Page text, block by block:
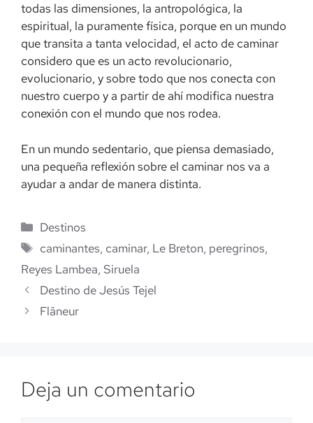
todas las dimensiones, la antropológica, la
espiritual, la puramente física, porque en un mundo
que transita a tanta velocidad, el acto de caminar
considero que es un acto revolucionario,
evolucionario, y sobre todo que nos conecta con
nuestro cuerpo y a partir de ahí modifica nuestra
conexión con el mundo que nos rodea.
En un mundo sedentario, que piensa demasiado,
una pequeña reflexión sobre el caminar nos va a
ayudar a andar de manera distinta.
Categorías
Destinos
Etiquetas
caminantes, caminar, Le Breton, peregrinos,
Reyes Lambea, Siruela
Destino de Jesús Tejel
Flâneur
Deja un comentario